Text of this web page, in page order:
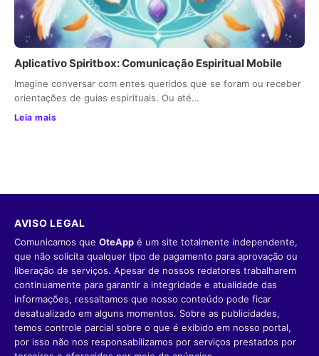
Aplicativo Spiritbox: Comunicação Espiritual Mobile
Imagine conversar com entes queridos que se foram ou receber
orientações de guias espirituais. Ou até…
Leia mais
AVISO LEGAL
Comunicamos que OteApp é um site totalmente independente,
que não solicita qualquer tipo de pagamento para aprovação ou
liberação de serviços. Apesar de nossos redatores trabalharem
continuamente para garantir a integridade e atualidade das
informações, ressaltamos que nosso conteúdo pode ficar
desatualizado em alguns momentos. Sobre as publicidades,
temos controle parcial sobre o que é exibido em nosso portal,
por isso não nos responsabilizamos por serviços prestados por